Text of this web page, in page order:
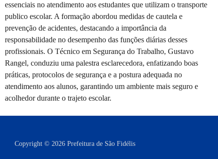
essenciais no atendimento aos estudantes que utilizam o transporte
publico escolar. A formação abordou medidas de cautela e
prevenção de acidentes, destacando a importância da
responsabilidade no desempenho das funções diárias desses
profissionais. O Técnico em Segurança do Trabalho, Gustavo
Rangel, conduziu uma palestra esclarecedora, enfatizando boas
práticas, protocolos de segurança e a postura adequada no
atendimento aos alunos, garantindo um ambiente mais seguro e
acolhedor durante o trajeto escolar.
Copyright © 2026 Prefeitura de São Fidélis